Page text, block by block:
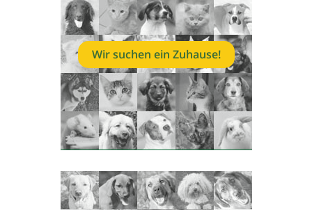
Wir suchen ein Zuhause!